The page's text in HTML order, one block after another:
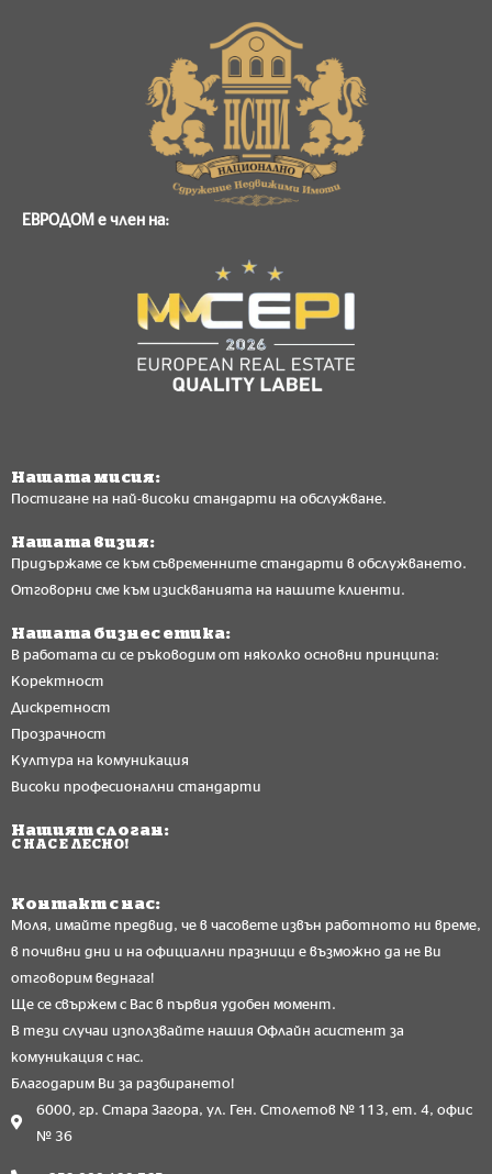
ЕВРОДОМ е член на:
Нашата мисия:
Постигане на най-високи стандарти на обслужване.
Нашата визия:
Придържаме се към съвременните стандарти в обслужването.
Отговорни сме към изискванията на нашите клиенти.
Нашата бизнес етика:
В работата си се ръководим от няколко основни принципа:
Коректност
Дискретност
Прозрачност
Култура на комуникация
Високи професионални стандарти
Нашият слоган:
С НАС Е ЛЕСНО!
Контакт с нас:
Моля, имайте предвид, че в часовете извън работното ни време,
в почивни дни и на официални празници е възможно да не Ви
отговорим веднага!
Ще се свържем с Вас в първия удобен момент.
В тези случаи използвайте нашия Офлайн асистент за
комуникация с нас.
Благодарим Ви за разбирането!
6000, гр. Стара Загора, ул. Ген. Столетов № 113, ет. 4, офис
№ 36